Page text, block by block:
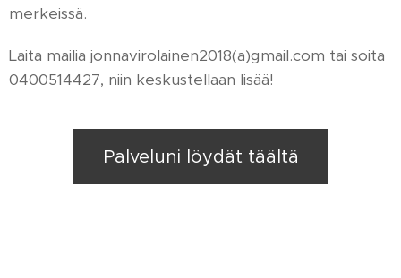
merkeissä.
Laita mailia jonnavirolainen2018(a)gmail.com tai soita
0400514427, niin keskustellaan lisää!
Palveluni löydät täältä